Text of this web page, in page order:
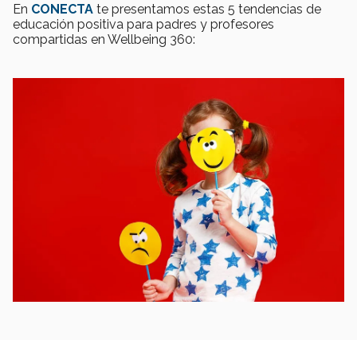
En CONECTA te presentamos estas 5 tendencias de
educación positiva para padres y profesores
compartidas en Wellbeing 360: